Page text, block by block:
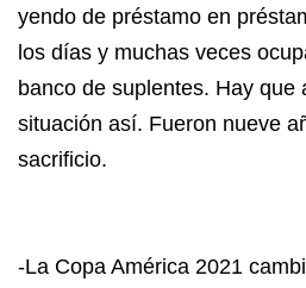
yendo de préstamo en
los días y muchas veces
banco de suplentes. Hay que
situación así. Fueron nueve
sacrificio.
-La Copa América 2021